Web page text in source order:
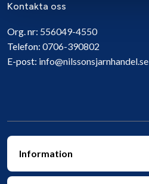
Kontakta oss
Org. nr: 556049-4550
Telefon: 0706-390802
E-post: info@nilssonsjarnhandel.se
Information